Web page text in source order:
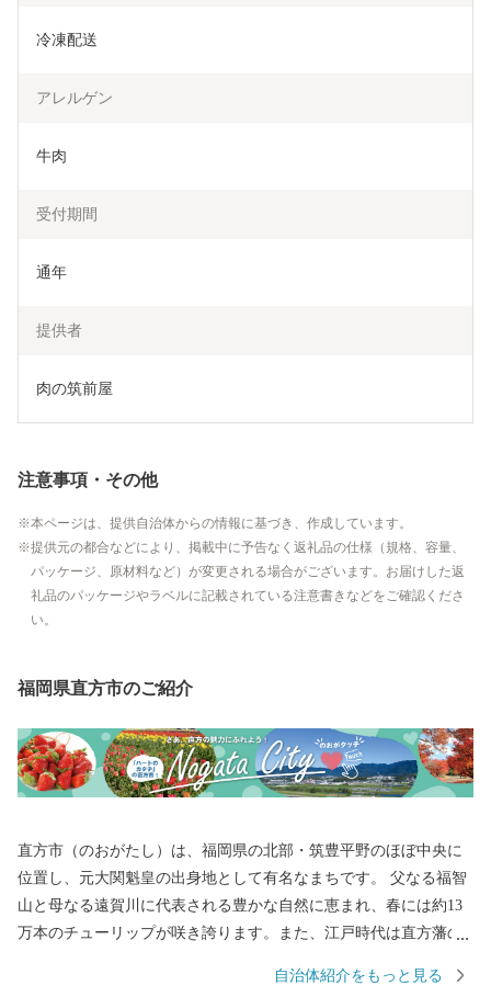
冷凍配送
アレルゲン
牛肉
受付期間
通年
提供者
肉の筑前屋
注意事項・その他
本ページは、提供自治体からの情報に基づき、作成しています。
提供元の都合などにより、掲載中に予告なく返礼品の仕様（規格、容量、
パッケージ、原材料など）が変更される場合がございます。お届けした返
礼品のパッケージやラベルに記載されている注意書きなどをご確認くださ
い。
福岡県直方市のご紹介
直方市（のおがたし）は、福岡県の北部・筑豊平野のほぼ中央に
位置し、元大関魁皇の出身地として有名なまちです。 父なる福智
山と母なる遠賀川に代表される豊かな自然に恵まれ、春には約13
万本のチューリップが咲き誇ります。また、江戸時代は直方藩の
として栄えるなど、深い歴史も息づいています。 自然と歴史が織
自治体紹介をもっと見る